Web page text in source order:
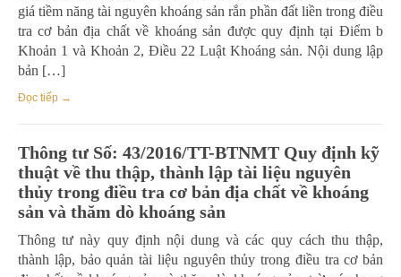
giá tiềm năng tài nguyên khoáng sản rắn phần đất liền trong điều
tra cơ bản địa chất về khoáng sản được quy định tại Điểm b
Khoản 1 và Khoản 2, Điều 22 Luật Khoáng sản. Nội dung lập
bản […]
Đọc tiếp →
Thông tư Số: 43/2016/TT-BTNMT Quy định kỹ
thuật về thu thập, thành lập tài liệu nguyên
thủy trong điều tra cơ bản địa chất về khoáng
sản và thăm dò khoáng sản
Thông tư này quy định nội dung và các quy cách thu thập,
thành lập, bảo quản tài liệu nguyên thủy trong điều tra cơ bản